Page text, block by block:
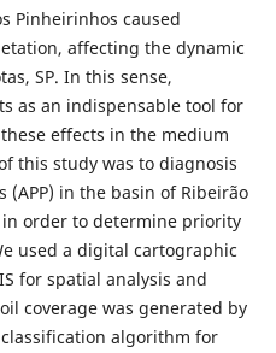
Pinheirinhos caused
affecting the dynamic
SP. In this sense,
as an indispensable tool for
effects in the medium
this study was to diagnosis
in the basin of Ribeirão
in order to determine priority
used a digital cartographic
for spatial analysis and
coverage was generated by
algorithm for